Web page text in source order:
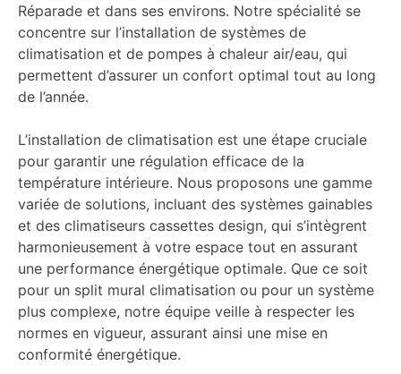
Réparade et dans ses environs. Notre spécialité se
concentre sur l’installation de systèmes de
climatisation et de pompes à chaleur air/eau, qui
permettent d’assurer un confort optimal tout au long
de l’année.
L’installation de climatisation est une étape cruciale
pour garantir une régulation efficace de la
température intérieure. Nous proposons une gamme
variée de solutions, incluant des systèmes gainables
et des climatiseurs cassettes design, qui s’intègrent
harmonieusement à votre espace tout en assurant
une performance énergétique optimale. Que ce soit
pour un split mural climatisation ou pour un système
plus complexe, notre équipe veille à respecter les
normes en vigueur, assurant ainsi une mise en
conformité énergétique.